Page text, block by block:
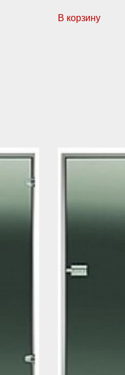
В корзину